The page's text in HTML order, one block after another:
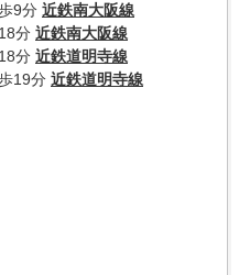
9分 近鉄南大阪線
分 近鉄南大阪線
分 近鉄道明寺線
19分 近鉄道明寺線